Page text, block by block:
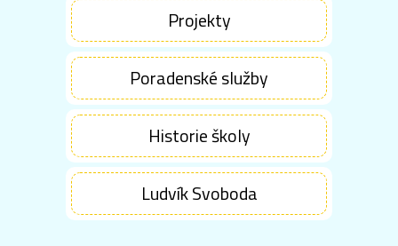
Projekty
Poradenské služby
Historie školy
Ludvík Svoboda